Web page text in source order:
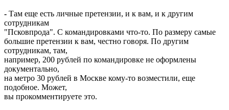
- Там еще есть личные претензии, и к вам, и к другим
сотрудникам
"Псковпрода". С командировками что-то. По размеру самые
большие претензии к вам, честно говоря. По другим
сотрудникам, там,
например, 200 рублей по командировке не оформлены
документально,
на метро 30 рублей в Москве кому-то возместили, еще
подобное. Может,
вы прокомментируете это.